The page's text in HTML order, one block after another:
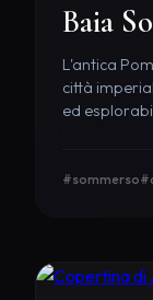
Baia
L'antica
città
ed
#sommerso